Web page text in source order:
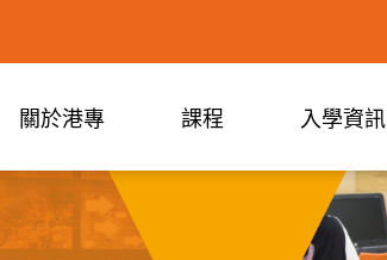
關於港專 課程 入學資訊